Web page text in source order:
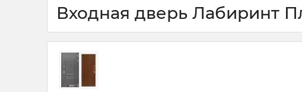
Входная дверь Лабиринт